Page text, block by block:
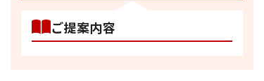
ご提案内容